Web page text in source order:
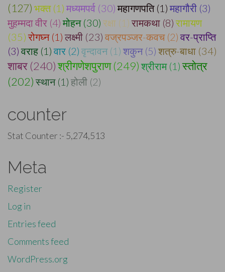
(127) भक्त (1) मध्यमपर्व (30) महागणपति (1) महागौरी (3)
मुहम्मदा वीर (4) मोहन (30) रक्षा (1) रामकथा (8) रामायण
(35) रोगघ्न (1) लक्ष्मी (23) वज्रपञ्जर-कवच (2) वर-प्राप्ति
(3) वराह (1) वार (2) वृन्दावन (1) शकुन (5) शत्रु-बाधा (34)
शाबर (240)श्रीगणेशपुराण (249) श्रीराम (1) स्तोत्र
(202) स्थान (1) होली (2)
counter
Stat Counter :- 5,274,513
Meta
Register
Log in
Entries feed
Comments feed
WordPress.org